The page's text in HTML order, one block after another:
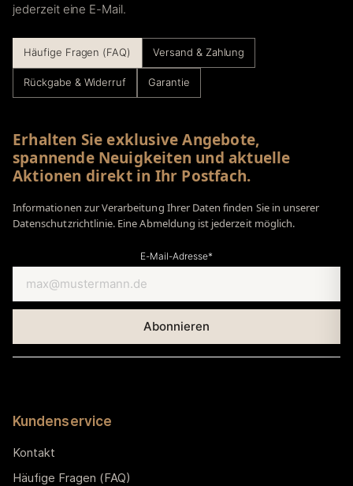
jederzeit eine E-Mail.
Häufige Fragen (FAQ) Versand & Zahlung
Rückgabe & Widerruf Garantie
Erhalten Sie exklusive Angebote,
spannende Neuigkeiten und aktuelle
Aktionen direkt in Ihr Postfach.
Informationen zur Verarbeitung Ihrer Daten finden Sie in unserer
Datenschutzrichtlinie. Eine Abmeldung ist jederzeit möglich.
E-Mail-Adresse*
Kundenservice
Kontakt
Häufige Fragen (FAQ)